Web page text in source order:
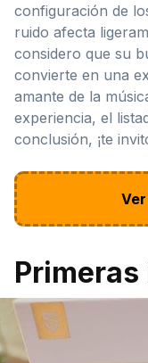
configuración de
ruido afecta
considero que su
convierte en una
amante de la
experiencia, el
conclusión, ¡te